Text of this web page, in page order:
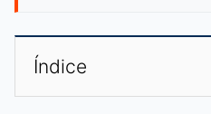
Índice